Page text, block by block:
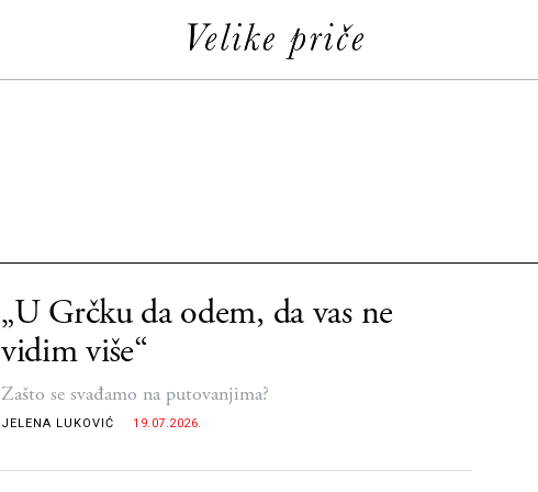
„U Grčku da odem, da vas ne
vidim više“
Zašto se svađamo na putovanjima?
JELENA LUKOVIĆ 19.07.2026.